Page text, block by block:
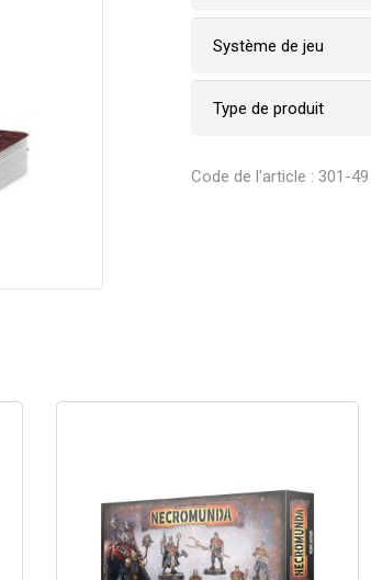
Système de jeu
Type de produit
Code de l'article : 301-49